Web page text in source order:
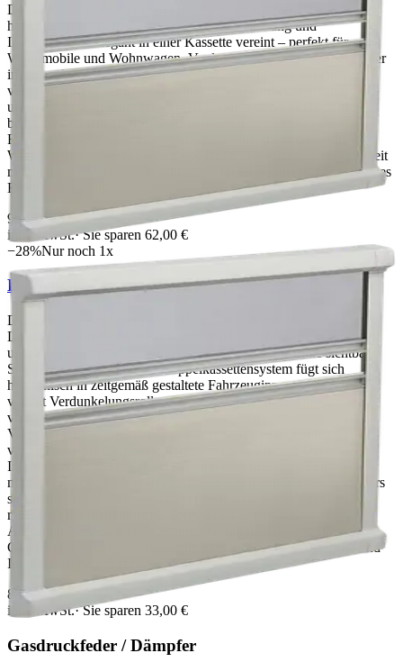
Das Dometic Kassettenrollo DB1R 480x530mm ist ein
hochwertiges 2in1Rollosystem, das Verdunkelung und
Insektenschutz elegant in einer Kassette vereint – perfekt für
Wohnmobile und Wohnwagen. Verdunkelungsrollo + Fliegengitter
in einem System – beide stufenlos und unabhängig voneinander
verstellbar Flexibler Insektenschutz: kann wahlweise oben oder
unten am Fenster montiert werden Maximales Sichtfeld dank
besonders schlanker Profile Vormontiert und exakt auf das
Fenstermaß 480×530mm abgestimmt – einfache Installation
Werkzeugfreies Nachspannen von Rollo und Fliegengitter jederzeit
möglich Keine sichtbaren Schrauben für ein sauberes, hochwertiges
Erscheinungsbild
95,00 €157,00 €
inkl. MwSt.· Sie sparen 62,00 €
−28%Nur noch 1x
Dometic Kassettenrollo DB1R 580x530mm
Das Dometic Kassettenrollo DB1R 580x530mm ist die elegante
Lösung zur Verdunklung und zum Insektenschutz für Wohnmobil
und Wohnwagenfenster – passgenau, modern und ohne sichtbare
Schrauben. Das kompakte Doppelkassettensystem fügt sich
harmonisch in zeitgemäß gestaltete Fahrzeuginnenräume ein und
vereint Verdunkelungsrollo und Fliegengitter in einem einzigen,
vormontierten System. Stufenlose Verstellbarkeit:
Verdunkelungsrollo und Fliegengitter lassen sich unabhängig
voneinander präzise positionieren Flexibler Einbau: Der
Insektenschutz kann wahlweise oben oder unten am Fenster
montiert werden Maximales Sichtfeld durch den Einsatz besonders
schlanker Profile Keine sichtbaren Schrauben – für ein sauberes,
modernes Erscheinungsbild Vormontiert & passgenau:
AusschnittNennmaß 600×500mm, Gesamtmaß 654×636mm,
Gewicht ca. 1,85 kg Werkzeugfreies Nachspannen von Rollo und
Insektenschutz jederzeit möglich
85,00 € 118,00 €
inkl. MwSt.· Sie sparen 33,00 €
Gasdruckfeder / Dämpfer